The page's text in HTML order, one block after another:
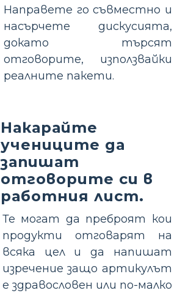
Направете го съвместно и
насърчете дискусията,
докато търсят
отговорите, използвайки
реалните пакети.
Накарайте
учениците да
запишат
отговорите си в
работния лист.
Те могат да преброят кои
продукти отговарят на
всяка цел и да напишат
изречение защо артикулът
е здравословен или по-малко